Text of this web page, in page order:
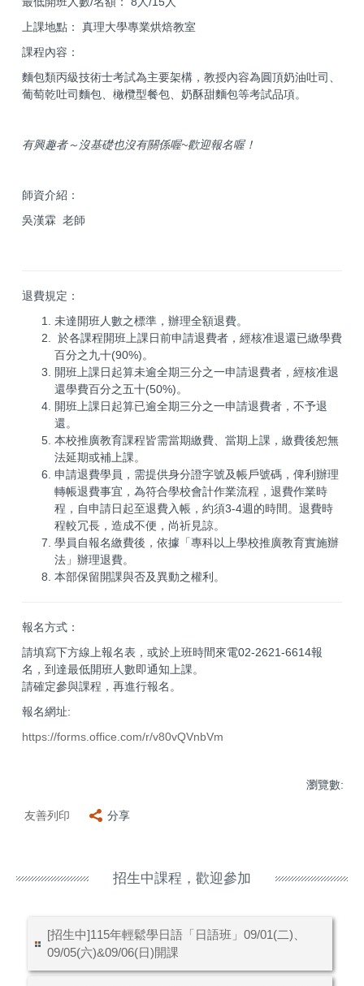
上課地點： 真理大學專業烘焙教室
課程內容：
麵包類丙級技術士考試為主要架構，教授內容為圓頂奶油吐司、
葡萄乾吐司麵包、橄欖型餐包、奶酥甜麵包等考試品項。
有興趣者～沒基礎也沒有關係喔~歡迎報名喔！
師資介紹：
吳漢霖 老師
退費規定：
未達開班人數之標準，辦理全額退費。
於各課程開班上課日前申請退費者，經核准退還已繳學費
百分之九十(90%)。
開班上課日起算未逾全期三分之一申請退費者，經核准退
還學費百分之五十(50%)。
開班上課日起算已逾全期三分之一申請退費者，不予退
還。
本校推廣教育課程皆需當期繳費、當期上課，繳費後恕無
法延期或補上課。
申請退費學員，需提供身分證字號及帳戶號碼，俾利辦理
轉帳退費事宜，為符合學校會計作業流程，退費作業時
程，自申請日起至退費入帳，約須3-4週的時間。退費時
程較冗長，造成不便，尚祈見諒。
學員自報名繳費後，依據「專科以上學校推廣教育實施辦
法」辦理退費。
本部保留開課與否及異動之權利。
報名方式：
請填寫下方線上報名表，或於上班時間來電02-2621-6614報
名，到達最低開班人數即通知上課。
請確定參與課程，再進行報名。
報名網址:
https://forms.office.com/r/v80vQVnbVm
瀏覽數:
友善列印 分享
招生中課程，歡迎參加
[招生中]115年輕鬆學日語「日語班」09/01(二)、
09/05(六)&09/06(日)開課